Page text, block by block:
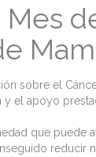
Mes
sobre el
y el apoyo
que puede
reducir